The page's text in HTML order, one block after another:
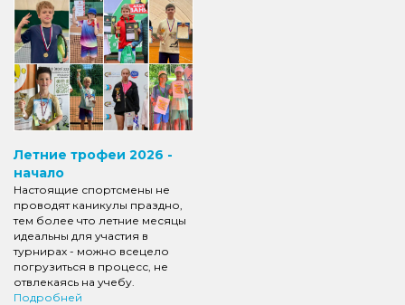
Летние трофеи 2026 -
начало
Настоящие спортсмены не
проводят каникулы праздно,
тем более что летние месяцы
идеальны для участия в
турнирах - можно всецело
погрузиться в процесс, не
отвлекаясь на учебу.
Подробней